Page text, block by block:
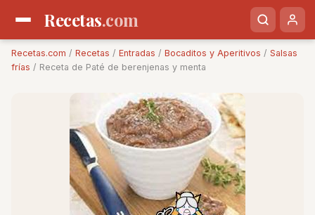
Recetas.com
Recetas.com / Recetas / Entradas / Bocaditos y Aperitivos / Salsas
frías / Receta de Paté de berenjenas y menta